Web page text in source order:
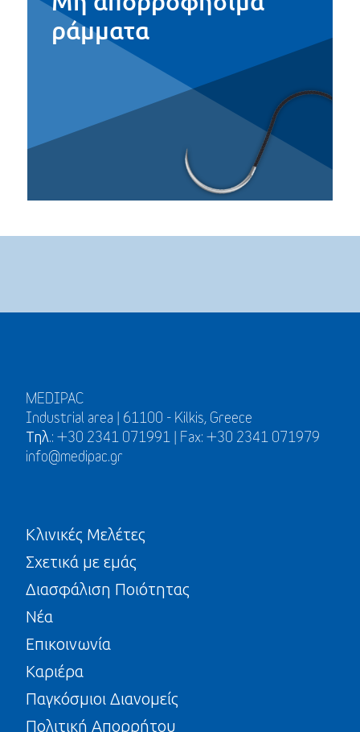
ράμματα
MEDIPAC
Industrial area | 61100 - Kilkis, Greece
Τηλ.: +30 2341 071991 | Fax: +30 2341 071979
info@medipac.gr
Κλινικές Μελέτες
Σχετικά με εμάς
Διασφάλιση Ποιότητας
Νέα
Επικοινωνία
Καριέρα
Παγκόσμιοι Διανομείς
Πολιτική Απορρήτου